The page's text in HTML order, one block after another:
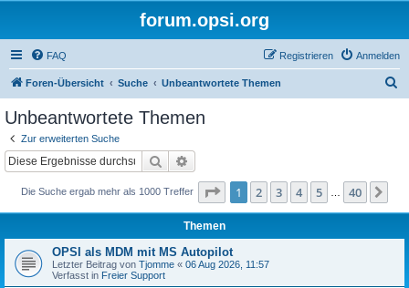
forum.opsi.org
FAQ Anmelden
Registrieren
Foren-Übersicht Suche Unbeantwortete Themen
Unbeantwortete Themen
Zur erweiterten Suche
Suche
Die Suche ergab mehr als 1000 Treffer Seite 1von 40
1 2 3 4 5 40
Themen
OPSI als MDM mit MS Autopilot
Letzter Beitrag von Tjomme « 06 Aug 2026, 11:57
Verfasst in Freier Support